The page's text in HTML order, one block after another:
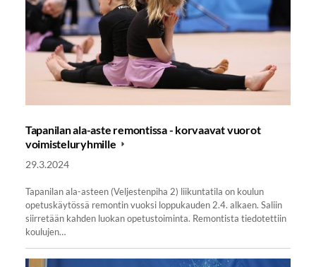
Tapanilan ala-aste remontissa - korvaavat vuorot
voimisteluryhmille
29.3.2024
Tapanilan ala-asteen (Veljestenpiha 2) liikuntatila on koulun
opetuskäytössä remontin vuoksi loppukauden 2.4. alkaen. Saliin
siirretään kahden luokan opetustoiminta. Remontista tiedotettiin
koulujen…